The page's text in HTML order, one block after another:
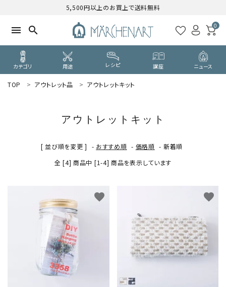
5,500円以上のお買上で送料無料
menu search 0
カテゴリ 用途 レシピ 講座 ニュース
新規会員登録
カテゴリーから探す
用途から探す
WORKSHOP
TOP アウトレット品 アウトレットキット
アウトレットキット
[ 並び順を変更 ] - おすすめ順 - 価格順 - 新着順
全 [4] 商品中 [1-4] 商品を表示しています
favorite favorite